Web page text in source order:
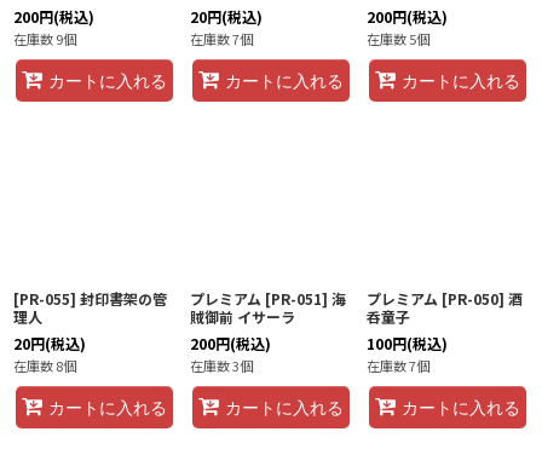
200円(税込)
在庫数 9個
カートに入れる
20円(税込)
在庫数 7個
カートに入れる
200円(税込)
在庫数 5個
カートに入れる
[PR-055] 封印書架の管
理人
20円(税込)
在庫数 8個
カートに入れる
プレミアム [PR-051] 海
賊御前 イサーラ
200円(税込)
在庫数 3個
カートに入れる
プレミアム [PR-050] 酒
呑童子
100円(税込)
在庫数 7個
カートに入れる